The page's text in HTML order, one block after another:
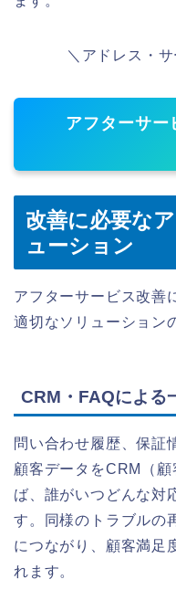
＼アドレス・
アフターサー
改善に必要な
ューション
アフターサービス改善
適切なソリューション
CRM・FAQによる
問い合わせ履歴、保証
顧客データをCRM（
ば、誰がいつどんな対
す。同様のトラブルの
につながり、顧客満足
れます。